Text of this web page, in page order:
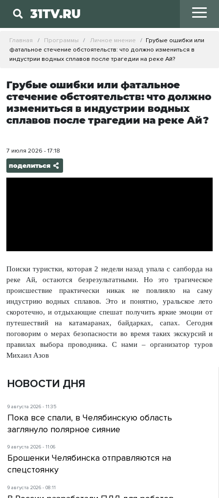
31TV.RU
Главная Программы Личное мнение
Грубые ошибки или
фатальное стечение обстоятельств: что должно измениться в
индустрии водных сплавов после трагедии на реке Ай?
Грубые ошибки или фатальное
стечение обстоятельств: что должно
измениться в индустрии водных
сплавов после трагедии на реке Ай?
7 июля 2026 - 17:18
поделиться
Поиски туристки, которая 2 недели назад упала с сапборда на
реке Ай, остаются безрезультатными. Но это трагическое
происшествие практически никак не повлияло на саму
индустрию водных сплавов. Это и понятно, уральское лето
скоротечно, и отдыхающие спешат получить яркие эмоции от
путешествий на катамаранах, байдарках, сапах. Сегодня
поговорим о мерах безопасности во время таких экскурсий и
правилах выбора проводника. С нами – организатор туров
Михаил Азов
НОВОСТИ ДНЯ
9 августа 2026 - 11:35
Пока все спали, в Челябинскую область
заглянуло полярное сияние
9 августа 2026 - 11:06
Брошенки Челябинска отправляются на
спецстоянку
9 августа 2026 - 08:11